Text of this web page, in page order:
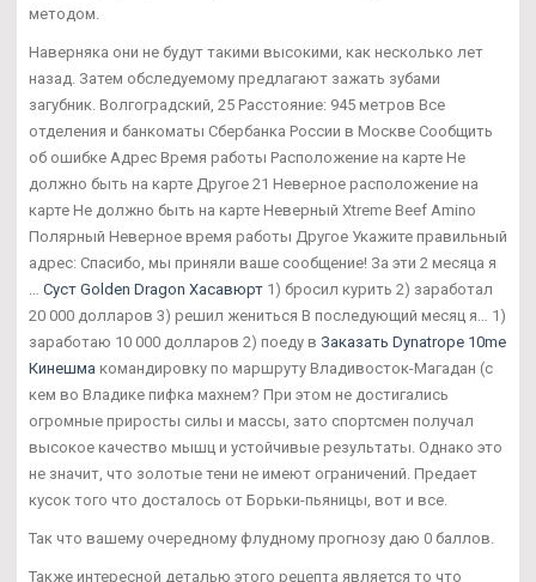
методом.
Наверняка они не будут такими высокими, как несколько лет
назад. Затем обследуемому предлагают зажать зубами
загубник. Волгоградский, 25 Расстояние: 945 метров Все
отделения и банкоматы Сбербанка России в Москве Сообщить
об ошибке Адрес Время работы Расположение на карте Не
должно быть на карте Другое 21 Неверное расположение на
карте Не должно быть на карте Неверный Xtreme Beef Amino
Полярный Неверное время работы Другое Укажите правильный
адрес: Спасибо, мы приняли ваше сообщение! За эти 2 месяца я
… Суст Golden Dragon Хасавюрт 1) бросил курить 2) заработал
20 000 долларов 3) решил жениться В последующий месяц я… 1)
заработаю 10 000 долларов 2) поеду в Заказать Dynatrope 10me
Кинешма командировку по маршруту Владивосток-Магадан (с
кем во Владике пифка махнем? При этом не достигались
огромные приросты силы и массы, зато спортсмен получал
высокое качество мышц и устойчивые результаты. Однако это
не значит, что золотые тени не имеют ограничений. Предает
кусок того что досталось от Борьки-пьяницы, вот и все.
Так что вашему очередному флудному прогнозу даю 0 баллов.
Также интересной деталью этого рецепта является то что